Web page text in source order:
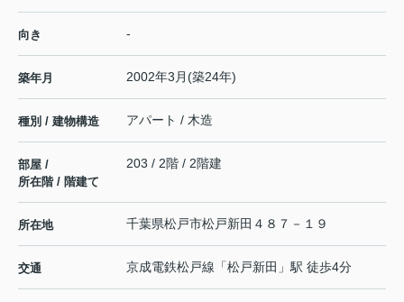
向き -
築年月 2002年3月(築24年)
種別 / 建物構造 アパート / 木造
部屋 /
所在階 / 階建て
203 / 2階 / 2階建
所在地 千葉県松戸市松戸新田 ４８７－１９
交通 京成電鉄松戸線 「松戸新田 」駅 徒歩4分